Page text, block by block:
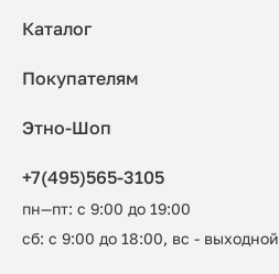
Каталог
Покупателям
Этно-Шоп
+7(495)565-3105
пн—пт: с 9:00 до 19:00
сб: с 9:00 до 18:00, вс - выходной